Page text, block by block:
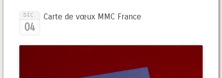
DÉC.
04
Carte de vœux MMC France